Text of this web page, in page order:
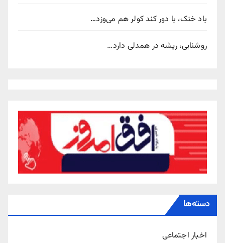
باد خنک، با دور کند کولر هم می‌وزد…
روشنایی، ریشه در همدلی دارد…
دسته‌ها
اخبار اجتماعی